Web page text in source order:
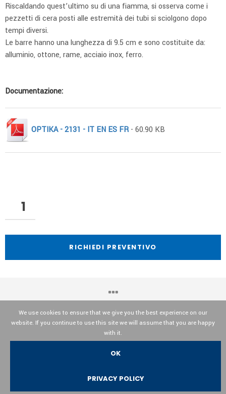
Riscaldando quest’ultimo su di una fiamma, si osserva come i
pezzetti di cera posti alle estremità dei tubi si sciolgono dopo
tempi diversi.
Le barre hanno una lunghezza di 9.5 cm e sono costituite da:
alluminio, ottone, rame, acciaio inox, ferro.
Documentazione:
OPTIKA - 2131 - IT EN ES FR- 60.90 KB
RICHIEDI PREVENTIVO
OPTIKA© Srl
We use cookies to ensure that we give you the best experience on our
website. If you continue to use this site we will assume that you are happy
with it.
OK
PRIVACY POLICY